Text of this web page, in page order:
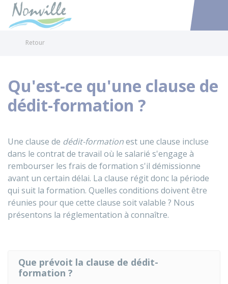
Accéder
Retour
Qu'est-ce qu'une clause de
dédit-formation ?
Une clause de dédit-formationest une clause incluse
dans le contrat de travail où le salarié s'engage à
rembourser les frais de formation s'il démissionne
avant un certain délai. La clause régit donc la période
qui suit la formation. Quelles conditions doivent être
réunies pour que cette clause soit valable ? Nous
présentons la réglementation à connaître.
Que prévoit la clause de dédit-
formation ?